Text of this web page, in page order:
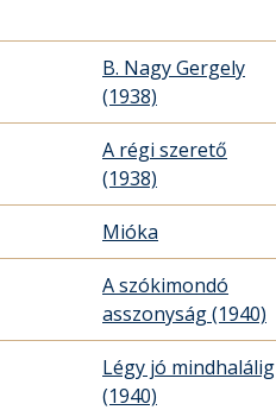
B. Nagy Gergely
(1938)
A régi szerető
(1938)
Mióka
A szókimondó
asszonyság (1940)
Légy jó mindhalálig
(1940)